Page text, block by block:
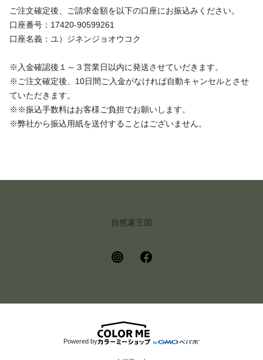
ご注文確定後、ご請求金額を以下の口座にお振込みください。
口座番号：17420-90599261
口座名義：ユ）ジネンジョオウコク
※入金確認後１～３営業日以内に発送させていだきます。
※ご注文確定後、10日間ご入金がなければ自動キャンセルとさせ
ていただきます。
※※振込手数料はお客様ご負担でお願いします。
※弊社から振込用紙を送付することはございません。
自然薯王国
Powered by